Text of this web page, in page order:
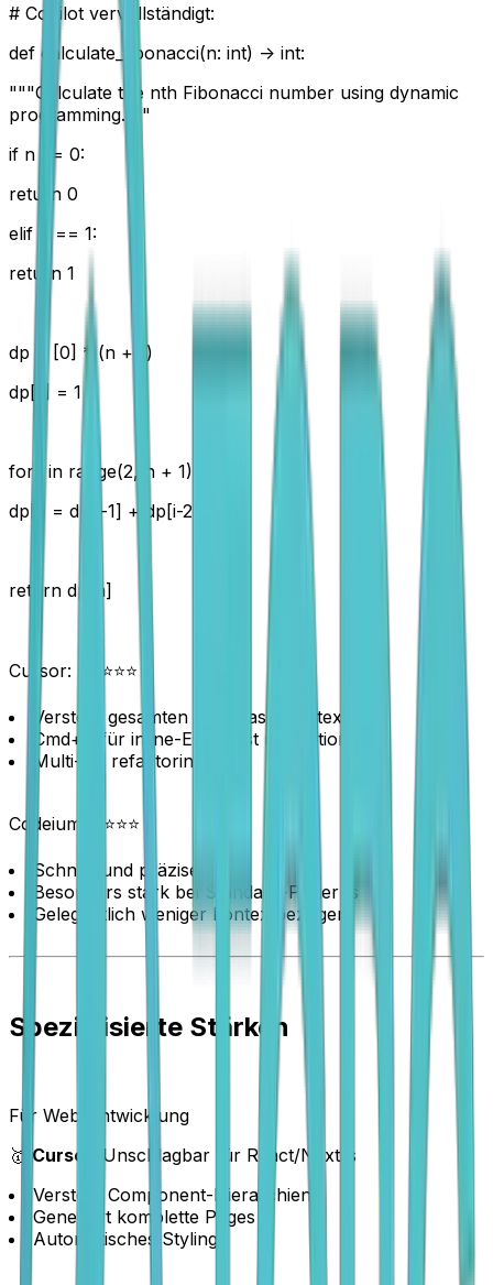
# Copilot vervollständigt:
def calculate_fibonacci(n: int) -> int:
"""Calculate the nth Fibonacci number using dynamic
programming."""
if n <= 0:
return 0
elif n == 1:
return 1
dp = [0] * (n + 1)
dp[1] = 1
for i in range(2, n + 1):
dp[i] = dp[i-1] + dp[i-2]
return dp[n]
Cursor: ⭐⭐⭐⭐⭐
Versteht gesamten Codebase-Kontext
Cmd+K für inline-Editing ist revolutionär
Multi-file refactoring
Codeium: ⭐⭐⭐⭐
Schnell und präzise
Besonders stark bei Standard-Patterns
Gelegentlich weniger kontextbezogen
Spezialisierte Stärken
Für Web-Entwicklung
🥇 Cursor
: Unschlagbar für React/Next.js
Versteht Component-Hierarchien
Generiert komplette Pages
Automatisches Styling